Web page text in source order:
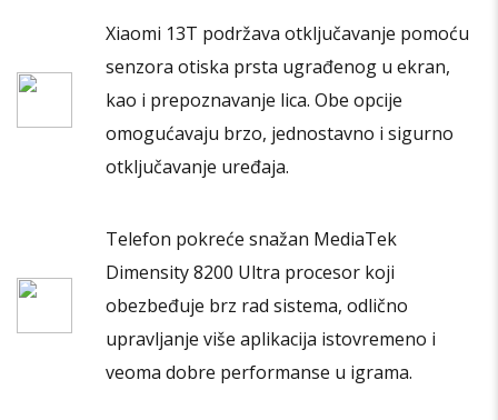
Xiaomi 13T podržava otključavanje pomoću
senzora otiska prsta ugrađenog u ekran,
kao i prepoznavanje lica. Obe opcije
omogućavaju brzo, jednostavno i sigurno
otključavanje uređaja.
Telefon pokreće snažan MediaTek
Dimensity 8200 Ultra procesor koji
obezbeđuje brz rad sistema, odlično
upravljanje više aplikacija istovremeno i
veoma dobre performanse u igrama.